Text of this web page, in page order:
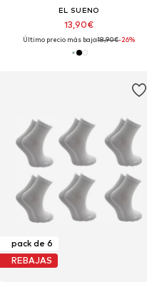
EL SUENO
13,90€
Último precio más bajo:18,90€-26%
pack de 6
REBAJAS